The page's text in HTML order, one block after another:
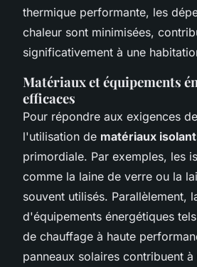
thermique performante, les
chaleur sont minimisées,
significativement à une
Matériaux et équipements
efficaces
Pour répondre aux exigences
l'utilisation de matériaux
primordiale. Par exemples, les
comme la laine de verre ou la
souvent utilisés. Parallèlement,
d'équipements énergétiques
de chauffage à haute
panneaux solaires contribuent à